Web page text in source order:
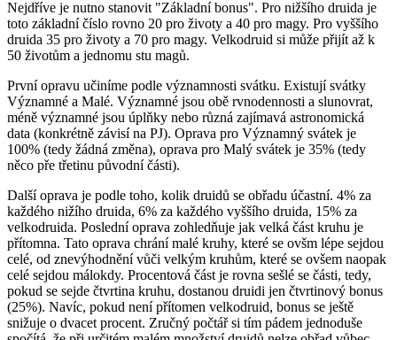
Nejdříve je nutno stanovit "Základní bonus". Pro nižšího druida je
toto základní číslo rovno 20 pro životy a 40 pro magy. Pro vyššího
druida 35 pro životy a 70 pro magy. Velkodruid si může přijít až k
50 životům a jednomu stu magů.
První opravu učiníme podle významnosti svátku. Existují svátky
Významné a Malé. Významné jsou obě rvnodennosti a slunovrat,
méně významné jsou úplňky nebo různá zajímavá astronomická
data (konkrétně závisí na PJ). Oprava pro Významný svátek je
100% (tedy žádná změna), oprava pro Malý svátek je 35% (tedy
něco pře třetinu původní části).
Další oprava je podle toho, kolik druidů se obřadu účastní. 4% za
každého nižího druida, 6% za každého vyššího druida, 15% za
velkodruida. Poslední oprava zohledňuje jak velká část kruhu je
přítomna. Tato oprava chrání malé kruhy, které se ovšm lépe sejdou
celé, od znevýhodnění vůči velkým kruhům, které se ovšem naopak
celé sejdou málokdy. Procentová část je rovna sešlé se části, tedy,
pokud se sejde čtvrtina kruhu, dostanou druidi jen čtvrtinový bonus
(25%). Navíc, pokud není přítomen velkodruid, bonus se ještě
snižuje o dvacet procent. Zručný počtář si tím pádem jednoduše